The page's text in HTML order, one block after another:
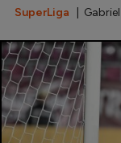
SuperLiga |